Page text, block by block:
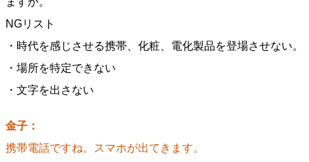
NGリスト
・時代を感じさせる携帯、化粧、電化製品を登場させない。
・場所を特定できない
・文字を出さない
金子：
携帯電話ですね。スマホが出てきます。